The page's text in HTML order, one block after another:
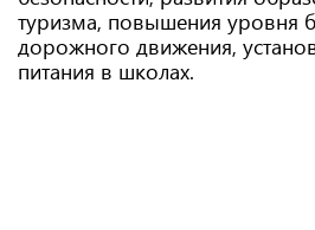
туризма, повышения уровня
дорожного движения,
питания в школах.